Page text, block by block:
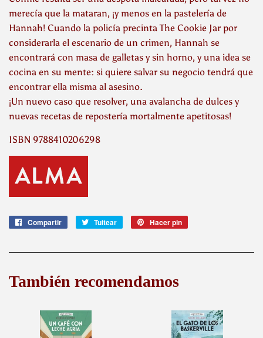
merecía que la mataran, ¡y menos en la pastelería de
Hannah! Cuando la policía precinta The Cookie Jar por
considerarla el escenario de un crimen, Hannah se
encontrará con masa de galletas y sin horno, y una idea se
cocina en su mente: si quiere salvar su negocio tendrá que
encontrar ella misma al asesino.
¡Un nuevo caso que resolver, una avalancha de dulces y
nuevas recetas de repostería mortalmente apetitosas!
ISBN 9788410206298
Compartir
CompartirTuitear
Tuitear Hacer pin
También recomendamos